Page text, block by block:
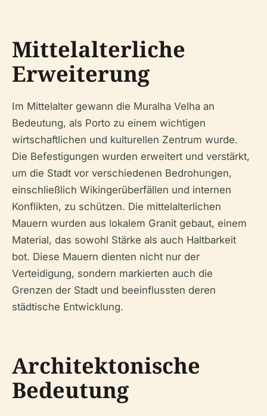
Mittelalterliche
Erweiterung
Im Mittelalter gewann die Muralha Velha an
Bedeutung, als Porto zu einem wichtigen
wirtschaftlichen und kulturellen Zentrum wurde.
Die Befestigungen wurden erweitert und verstärkt,
um die Stadt vor verschiedenen Bedrohungen,
einschließlich Wikingerüberfällen und internen
Konflikten, zu schützen. Die mittelalterlichen
Mauern wurden aus lokalem Granit gebaut, einem
Material, das sowohl Stärke als auch Haltbarkeit
bot. Diese Mauern dienten nicht nur der
Verteidigung, sondern markierten auch die
Grenzen der Stadt und beeinflussten deren
städtische Entwicklung.
Architektonische
Bedeutung